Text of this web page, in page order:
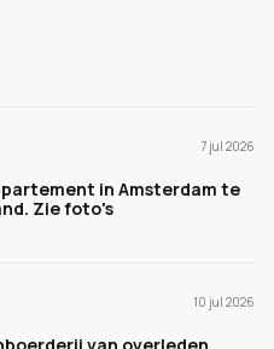
7 jul 2026
in Amsterdam te
Zie foto's
10 jul 2026